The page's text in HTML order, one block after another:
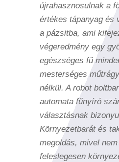
újrahasznosulnak a
értékes tápanyag és
a pázsitba, ami
végeredmény egy
egészséges fű
mesterséges
nélkül. A robot
automata fűnyíró
választásnak
Környezetbarát és
megoldás, mivel
feleslegesen